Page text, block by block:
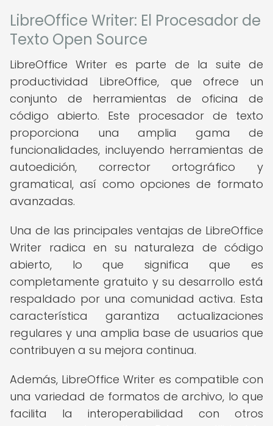
LibreOffice Writer: El Procesador de
Texto Open Source
LibreOffice Writer es parte de la suite de
productividad LibreOffice, que ofrece un
conjunto de herramientas de oficina de
código abierto. Este procesador de texto
proporciona una amplia gama de
funcionalidades, incluyendo herramientas de
autoedición, corrector ortográfico y
gramatical, así como opciones de formato
avanzadas.
Una de las principales ventajas de LibreOffice
Writer radica en su naturaleza de código
abierto, lo que significa que es
completamente gratuito y su desarrollo está
respaldado por una comunidad activa. Esta
característica garantiza actualizaciones
regulares y una amplia base de usuarios que
contribuyen a su mejora continua.
Además, LibreOffice Writer es compatible con
una variedad de formatos de archivo, lo que
facilita la interoperabilidad con otros